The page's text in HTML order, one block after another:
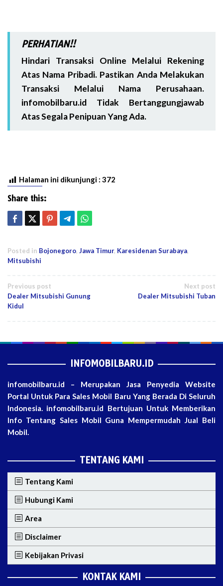
PERHATIAN!!
Hindari Transaksi Online Melalui Rekening
Atas Nama Pribadi. Pastikan Anda Melakukan
Transaksi Melalui Nama Perusahaan.
infomobilbaru.id Tidak Bertanggungjawab
Atas Segala Penipuan Yang Ada.
Halaman ini dikunjungi : 372
Share this:
Posted in Bojonegoro, Jawa Timur, Karesidenan Surabaya,
Mitsubishi
Post
navigation
Previous post
Dealer Mitsubishi Gunung
Kidul
Next post
Dealer Mitsubishi Tuban
INFOMOBILBARU.ID
infomobilbaru.id – Merupakan Jasa Penyedia Website
Portal Untuk Para Sales Mobil Baru Yang Berada Di Seluruh
Indonesia. infomobilbaru.id Bertujuan Untuk Memberikan
Info Tentang Sales Mobil Guna Mempermudah Jual Beli
Mobil.
TENTANG KAMI
Tentang Kami
Hubungi Kami
Area
Disclaimer
Kebijakan Privasi
KONTAK KAMI